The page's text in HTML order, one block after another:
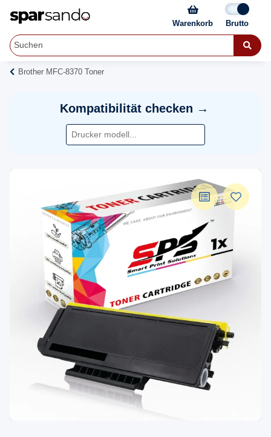
Warenkorb
Brother MFC-8370 Toner
Kompatibilität checken →